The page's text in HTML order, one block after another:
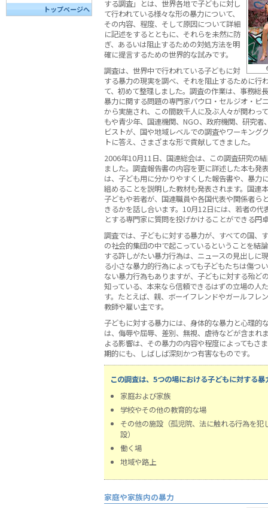
トップページへ
する調査」とは、世界各地で子どもに対し
て行われている様々な形の暴力について、
その内容、程度、そして原因について詳細
に記述をするとともに、それらを未然に防
ぎ、あるいは阻止するための対処方法を明
確に提言するための世界的な試みです。
調査は、世界中で行われている子どもに対
する暴力の現実を調べ、それを阻止するために行
て、初めて整理しました。調査の作業は、事務総
暴力に関する問題の専門家パウロ・セルジオ・ピ
から実施され、この間数千人に及ぶ人々が関わっ
もや青少年、国連機関、NGO、政府機関、研究者
ビストが、国や地域レベルでの調査やワーキング
トに答え、さまざまな形で貢献してきました。
2006年10月11日、国連総会は、この調査研究の
ました。調査報告書の内容を更に詳述した本も発
は、子ども用に分かりやすくした報告書や、暴力
組めることを説明した教材も発表されます。国連
子どもや若者が、国連職員や各国代表や関係者ら
きるかを話し合います。10月12日には、若者の代
とする専門家に質問を投げかけることができる円
調査では、子どもに対する暴力が、すべての国、
の社会的集団の中で起こっているということを結
する許しがたい暴力行為は、ニュースの見出しに
る小さな暴力的行為によっても子どもたちは傷つ
ない暴力行為もありますが、子どもに対する殆ど
知っている、本来なら信頼できるはずの立場の人
す。たとえば、親、ボーイフレンドやガールフレ
教師や雇い主です。
子どもに対する暴力には、身体的な暴力と心理的
は、侮辱や屈辱、差別、無視、虐待などが含まれ
よる影響は、その暴力の内容や程度によってもさ
期的にも、しばしば深刻かつ有害なものです。
この調査は、5つの場における子どもに対する
家庭および家族
学校やその他の教育的な場
その他の施設（孤児院、法に触れる行為を犯
設）
働く場
地域や路上
家庭や家族内の暴力